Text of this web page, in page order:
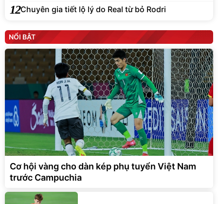
12Chuyên gia tiết lộ lý do Real từ bỏ Rodri
NỔI BẬT
Cơ hội vàng cho dàn kép phụ tuyển Việt Nam
trước Campuchia